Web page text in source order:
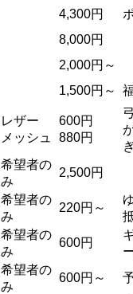
4,300円
8,000円
2,000円～
1,500円～
レザー
メッシュ
600円
880円
希望者の
み
2,500円
希望者の
み
220円～
希望者の
み
600円
希望者の
み
600円～